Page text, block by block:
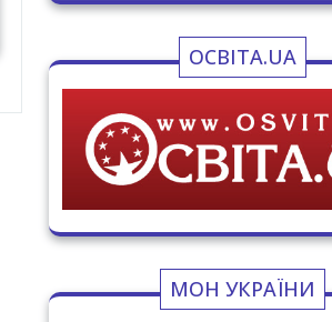
ОСВІТА.UA
МОН УКРАЇНИ